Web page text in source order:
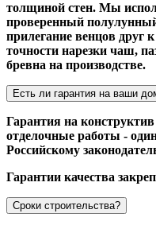
толщиной стен. Мы
проверенный
прилегание венцов друг
точности нарезки чаш,
бревна на производстве.
Есть ли гарантия на ваши
Гарантия на
отделочные работы -
Российскому
Гарантии качества
Сроки строительства?